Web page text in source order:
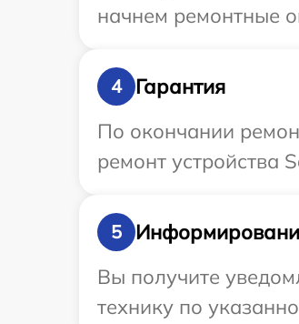
начнем ремонтные
4
Гарантия
По окончании
ремонт устройства
5
Вы получите
технику по